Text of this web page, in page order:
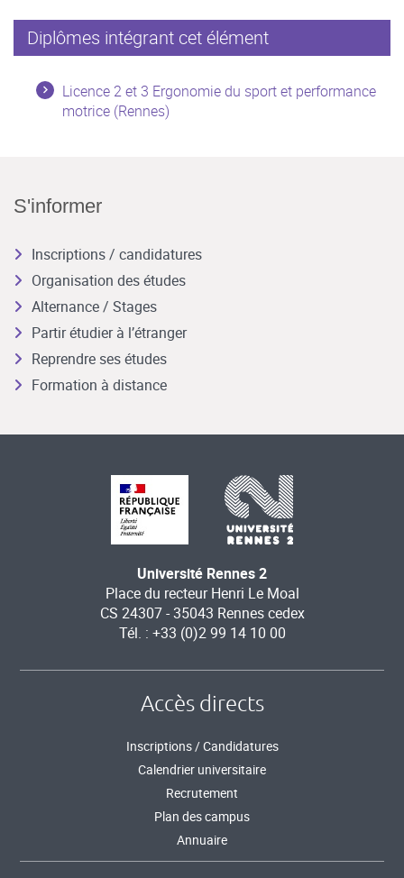
Diplômes intégrant cet élément
Licence 2 et 3 Ergonomie du sport et performance
motrice (Rennes)
S'informer
Inscriptions / candidatures
Organisation des études
Alternance / Stages
Partir étudier à l’étranger
Reprendre ses études
Formation à distance
Université Rennes 2
Place du recteur Henri Le Moal
CS 24307 - 35043 Rennes cedex
Tél. : +33 (0)2 99 14 10 00
Accès directs
Inscriptions / Candidatures
Calendrier universitaire
Recrutement
Plan des campus
Annuaire